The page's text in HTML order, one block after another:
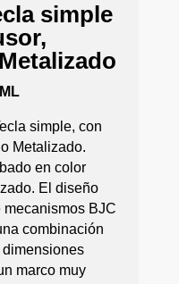
simple
simple, con
Metalizado.
en color
El diseño
mecanismos BJC
combinación
marco muy